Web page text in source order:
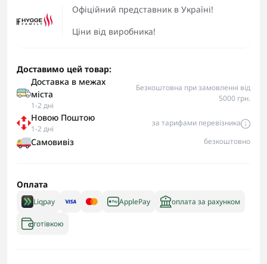
Офіційний представник в Україні!
Ціни від виробника!
Доставимо цей товар:
Доставка в межах
міста
1-2 дні
Безкоштовна при замовленні від
5000 грн.
Новою Поштою
1-2 дні
за тарифами перевізника
Самовивіз безкоштовно
Оплата
Liqpay ApplePay оплата за рахунком
готівкою